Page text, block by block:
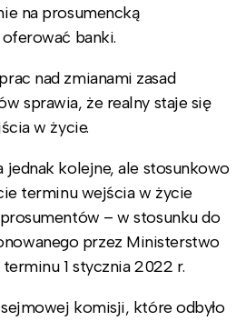
na prosumencką
banki.
nad zmianami zasad
sprawia, że realny staje się
w życie.
jednak kolejne, ale stosunkowo
terminu wejścia w życie
– w stosunku do
przez Ministerstwo
1 stycznia 2022 r.
komisji, które odbyło